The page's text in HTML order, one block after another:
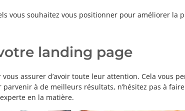
vous souhaitez vous positionner pour améliorer la
landing page
assurer d’avoir toute leur attention. Cela vous
à de meilleurs résultats, n’hésitez pas à
experte en la matière.